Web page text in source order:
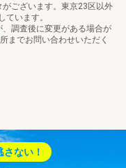
ございます。東京23区以外
ています。
調査後に変更がある場合が
までお問い合わせいただく
ない！